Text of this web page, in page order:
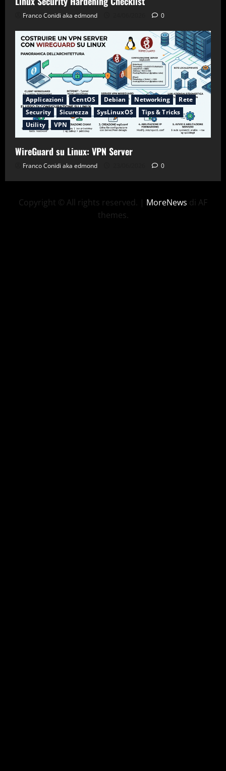
Franco Conidi aka edmond 0
Applicazioni CentOS Debian Networking
Rete
Security
Sicurezza SysLinuxOS
Tips & Tricks
Utility
VPN
WireGuard su Linux: VPN Server
Franco Conidi aka edmond 0
Copyright © All rights reserved. | MoreNews di AF
themes.